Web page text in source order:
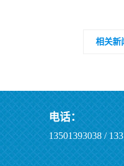
相关新
电话：
13501393038 /